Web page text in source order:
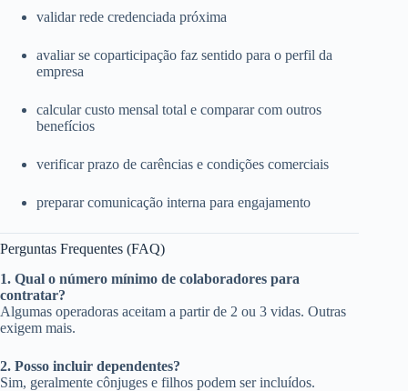
validar rede credenciada próxima
avaliar se coparticipação faz sentido para o perfil da
empresa
calcular custo mensal total e comparar com outros
benefícios
verificar prazo de carências e condições comerciais
preparar comunicação interna para engajamento
Perguntas Frequentes (FAQ)
1. Qual o número mínimo de colaboradores para
contratar?
Algumas operadoras aceitam a partir de 2 ou 3 vidas. Outras
exigem mais.
2. Posso incluir dependentes?
Sim, geralmente cônjuges e filhos podem ser incluídos.